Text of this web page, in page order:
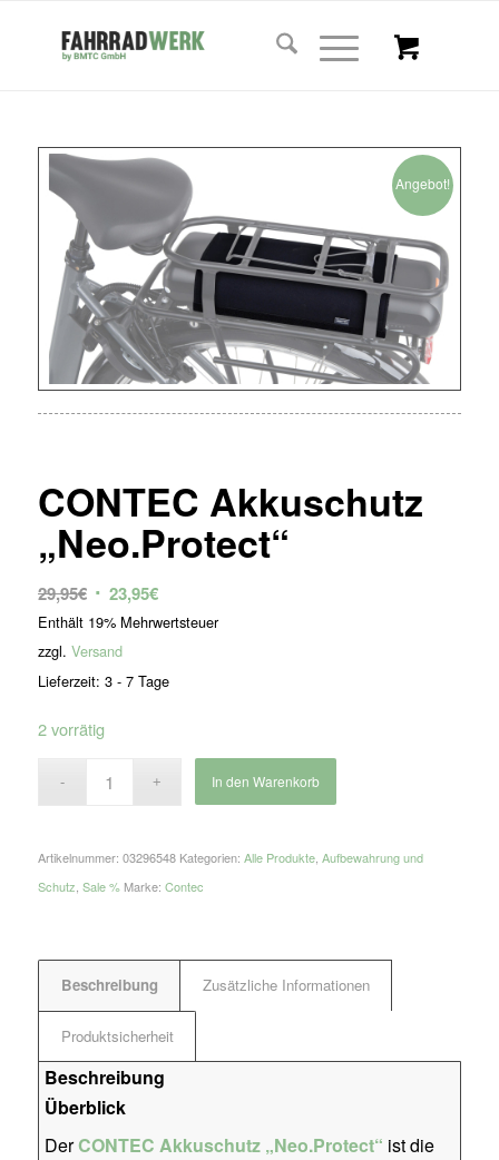
Angebot!
CONTEC Akkuschutz
„Neo.Protect“
29,95€ Ursprünglicher
Preis
war:
29,95€
23,95€Aktueller
Preis
Enthält 19% Mehrwertsteuer
zzgl. Versand
Lieferzeit: 3 - 7 Tage
2 vorrätig
In den Warenkorb
Artikelnummer: 03296548 Kategorien: Alle Produkte, Aufbewahrung und
Schutz Sale % Marke: Contec
Beschreibung Zusätzliche Informationen
Produktsicherheit
Beschreibung
Überblick
DerCONTEC Akkuschutz „Neo.Protect“ ist die